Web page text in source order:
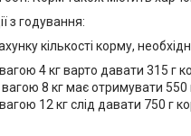
з годування:
кількості корму,
4 кг варто давати 315 г
8 кг має отримувати 550
12 кг слід давати 750 г